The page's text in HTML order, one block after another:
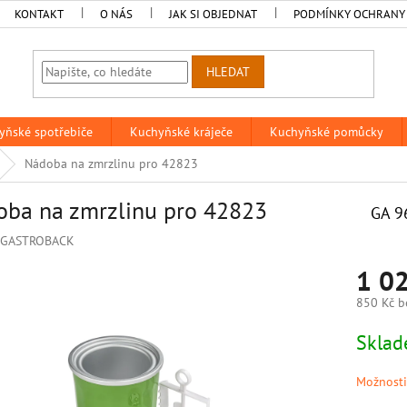
KONTAKT O NÁS JAK SI OBJEDNAT PODMÍNKY OCHRANY
HLEDAT
spotřebiče Kuchyňské kráječe Kuchyňské pomůcky
Nádoba na zmrzlinu pro 42823
na zmrzlinu pro 42823 GA
GASTROBACK
1
850 Kč
cena: